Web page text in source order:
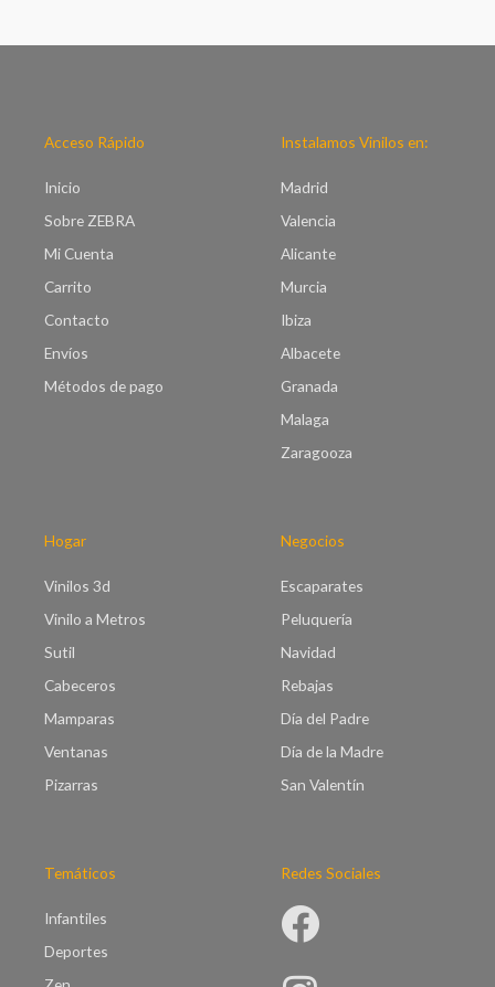
Acceso Rápido
Inicio
Sobre ZEBRA
Mi Cuenta
Carrito
Contacto
Envíos
Métodos de pago
Instalamos Vinilos en:
Madrid
Valencia
Alicante
Murcia
Ibiza
Albacete
Granada
Malaga
Zaragooza
Hogar
Vinilos 3d
Vinilo a Metros
Sutil
Cabeceros
Mamparas
Ventanas
Pizarras
Negocios
Escaparates
Peluquería
Navidad
Rebajas
Día del Padre
Día de la Madre
San Valentín
Temáticos
Infantiles
Deportes
Redes Sociales